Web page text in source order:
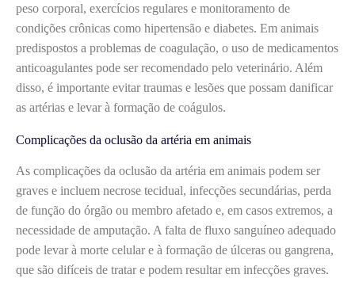
peso corporal, exercícios regulares e monitoramento de
condições crônicas como hipertensão e diabetes. Em animais
predispostos a problemas de coagulação, o uso de medicamentos
anticoagulantes pode ser recomendado pelo veterinário. Além
disso, é importante evitar traumas e lesões que possam danificar
as artérias e levar à formação de coágulos.
Complicações da oclusão da artéria em animais
As complicações da oclusão da artéria em animais podem ser
graves e incluem necrose tecidual, infecções secundárias, perda
de função do órgão ou membro afetado e, em casos extremos, a
necessidade de amputação. A falta de fluxo sanguíneo adequado
pode levar à morte celular e à formação de úlceras ou gangrena,
que são difíceis de tratar e podem resultar em infecções graves.